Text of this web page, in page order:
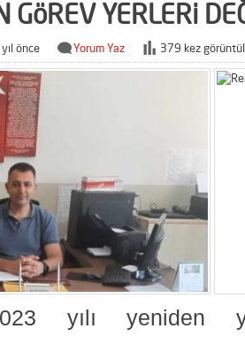
GöREV YERLERi
önce Yorum Yaz 379 kez
yılı yeniden